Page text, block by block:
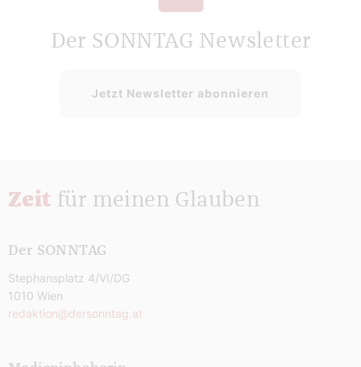
Der SONNTAG Newsletter
Jetzt Newsletter abonnieren
Zeit für meinen Glauben
Der SONNTAG
Stephansplatz 4/VI/DG
1010 Wien
redaktion@dersonntag.at